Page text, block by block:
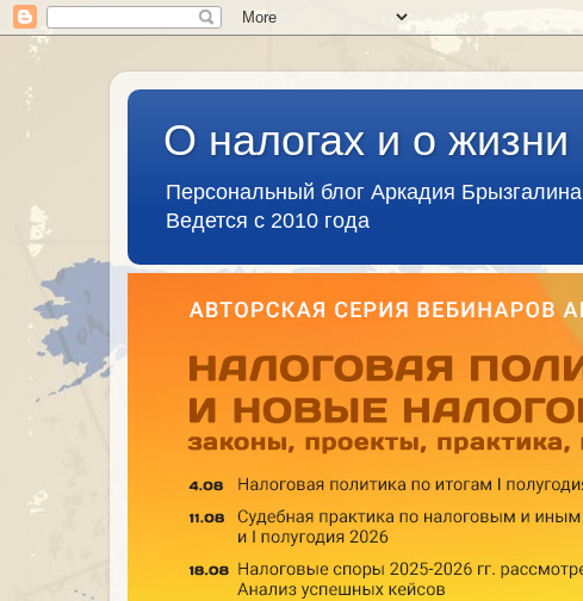
О налогах и о жизни
Персональный блог Аркадия Брызгалина
Ведется с 2010 года